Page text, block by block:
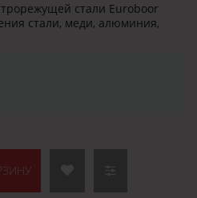
стали Euroboor
стали, меди, алюминия,